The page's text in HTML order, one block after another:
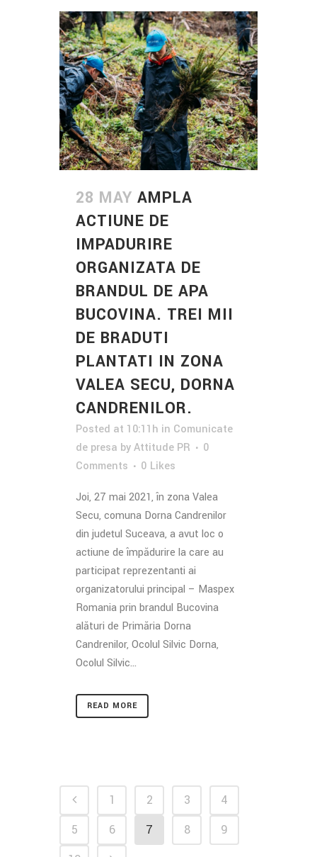
28 MAY AMPLA
ACTIUNE DE
IMPADURIRE
ORGANIZATA DE
BRANDUL DE APA
BUCOVINA. TREI MII
DE BRADUTI
PLANTATI IN ZONA
VALEA SECU, DORNA
CANDRENILOR.
Posted at 10:11h in Comunicate
de presa byAttitude PR
0
Comments
0 Likes
Joi, 27 mai 2021, în zona Valea
Secu, comuna Dorna Candrenilor
din județul Suceava, a avut loc o
acțiune de împădurire la care au
participat reprezentanți ai
organizatorului principal – Maspex
Romania prin brandul Bucovina
alături de Primăria Dorna
Candrenilor, Ocolul Silvic Dorna,
Ocolul Silvic...
READ MORE
1 2 3
4
5
6 7 8
9